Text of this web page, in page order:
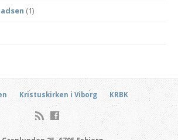
(1)
Kristuskirken i Viborg KRBK